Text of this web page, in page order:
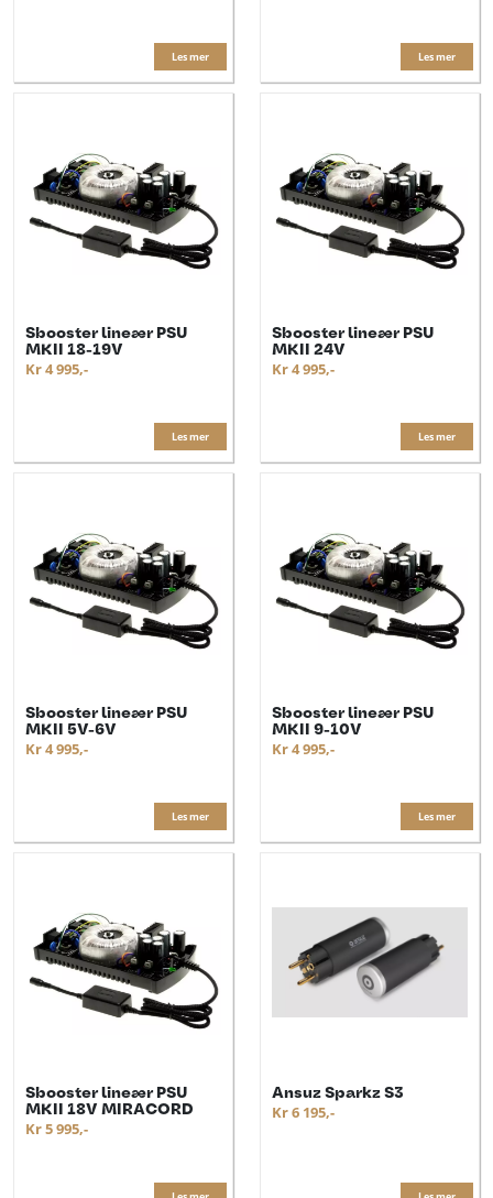
Les mer Les mer
Sbooster lineær PSU
MKII 18-19V
Kr 4 995,-
Les mer
Sbooster lineær PSU
MKII 24V
Kr 4 995,-
Les mer
Sbooster lineær PSU
MKII 5V-6V
Kr 4 995,-
Les mer
Sbooster lineær PSU
MKII 9-10V
Kr 4 995,-
Les mer
Sbooster lineær PSU
MKII 18V MIRACORD
Kr 5 995,-
Ansuz Sparkz S3
Kr 6 195,-